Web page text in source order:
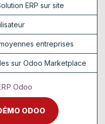
ERP sur site
entreprises
sur Odoo Marketplace
Odoo
ODOO